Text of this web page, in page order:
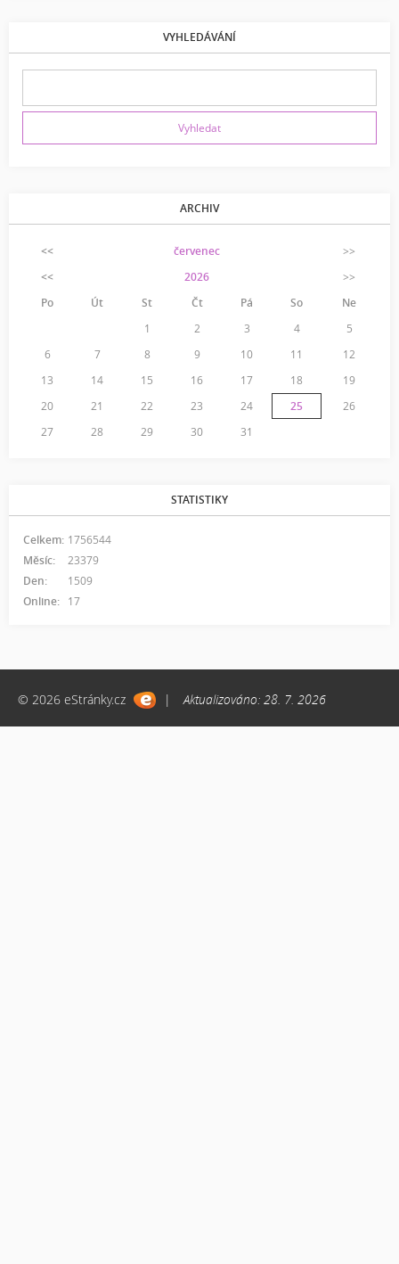
VYHLEDÁVÁNÍ
ARCHIV
<< červenec
>>
<<
2026
>>
Po
Út St Čt Pá So
Ne
1
2 3 4
5
6
7 8 9 10 11
12
13
14 15 16 17 18
19
20
21 22 23 24 25
26
27
28 29 30 31
STATISTIKY
Online: 17
Celkem: 1756544
Měsíc:
23379
Den:
1509
© 2026 eStránky.cz | Aktualizováno: 28. 7. 2026